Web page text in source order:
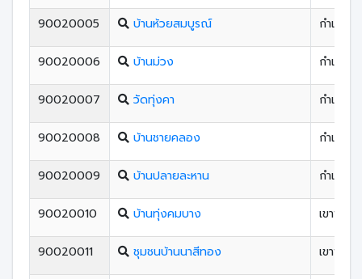
90020005 บ้านห้วยสมบูรณ์ กำแพงเ
90020006 บ้านม่วง กำแพงเ
90020007 วัดทุ่งคา กำแพงเ
90020008 บ้านชายคลอง กำแพงเ
90020009 บ้านปลายละหาน กำแพงเ
90020010 บ้านทุ่งคมบาง เขาพระ
90020011 ชุมชนบ้านนาสีทอง เขาพระ